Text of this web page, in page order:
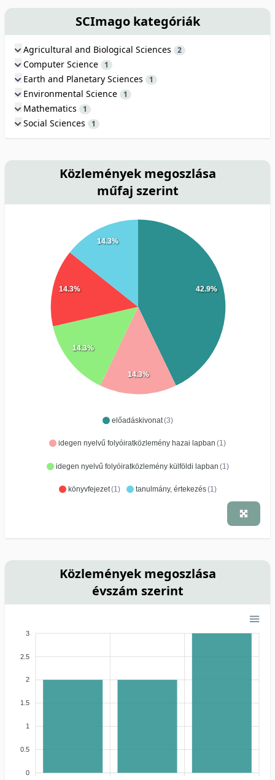
SCImago kategóriák
Agricultural and Biological Sciences 2
Computer Science 1
Earth and Planetary Sciences 1
Environmental Science 1
Mathematics 1
Social Sciences 1
Közlemények megoszlása
műfaj szerint
előadáskivonat(3)
idegen nyelvű folyóiratközlemény hazai lapban (1)
idegen nyelvű folyóiratközlemény külföldi lapban (1)
könyvfejezet(1) tanulmány, értekezés(1)
42.9%
14.3%
14.3%
14.3%
14.3%
Közlemények megoszlása
évszám szerint
3
2.5
2
1.5
1
0.5
0